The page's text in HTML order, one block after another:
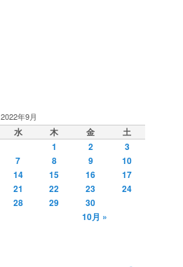
2022年9月
水 木 金
土
1
2
3
7 8 9
10
14 15 16
17
21 22 23
24
28 29
30
10月 »